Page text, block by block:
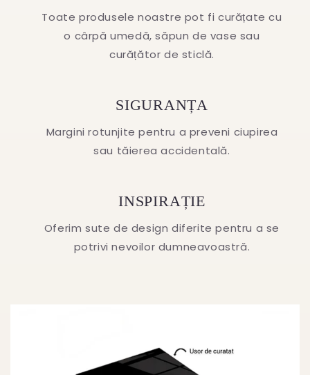
Toate produsele noastre pot fi curățate cu
o cârpă umedă, săpun de vase sau
curățător de sticlă.
SIGURANȚA
Margini rotunjite pentru a preveni ciupirea
sau tăierea accidentală.
INSPIRAȚIE
Oferim sute de design diferite pentru a se
potrivi nevoilor dumneavoastră.